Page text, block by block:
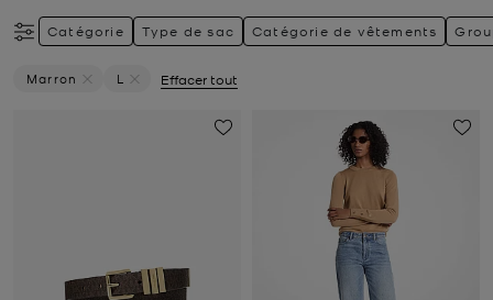
Catégorie Type de sac Catégorie de vêtements
Marron
L
Effacer tout